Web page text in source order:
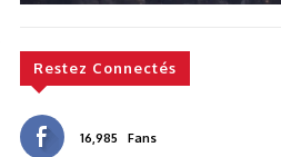
Restez Connectés
16,985 Fans